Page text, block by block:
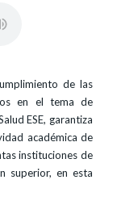
de las
en el tema de
ESE, garantiza
académica de
instituciones de
superior, en esta